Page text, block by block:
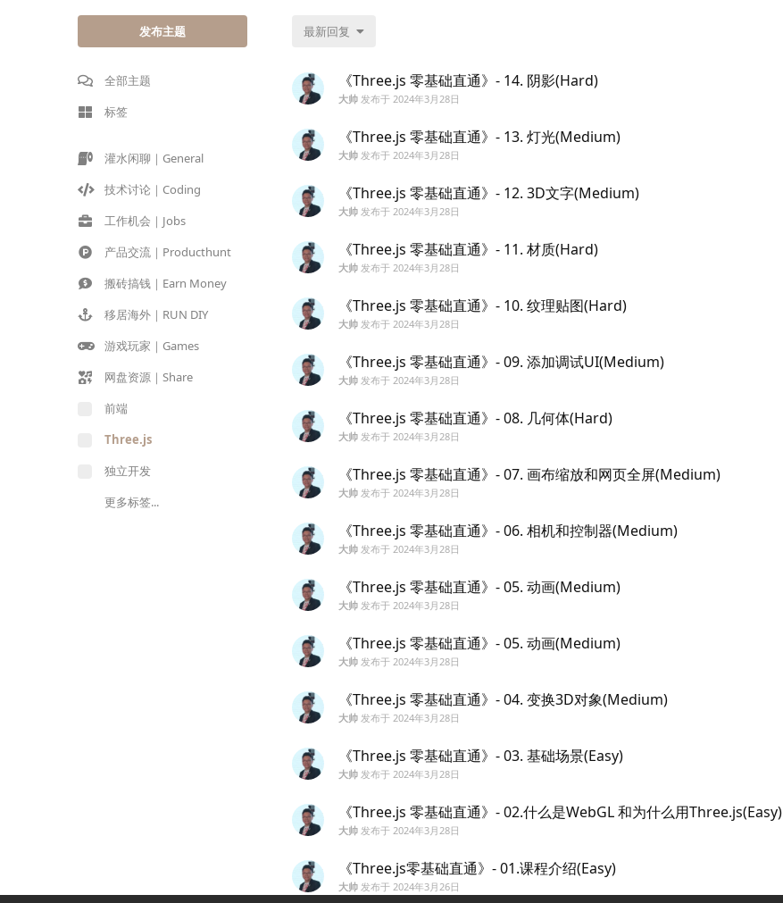
发布主题
全部主题
标签
灌水闲聊｜General
技术讨论｜Coding
工作机会｜Jobs
产品交流｜Producthunt
搬砖搞钱｜Earn Money
移居海外｜RUN DIY
游戏玩家｜Games
网盘资源｜Share
前端
Three.js
独立开发
更多标签...
最新回复
《Three.js 零基础直通》- 14. 阴影(Hard)
大帅 发布于 2024年3月28日
《Three.js 零基础直通》- 13. 灯光(Medium)
大帅 发布于 2024年3月28日
《Three.js 零基础直通》- 12. 3D文字(Medium)
大帅 发布于 2024年3月28日
《Three.js 零基础直通》- 11. 材质(Hard)
大帅 发布于 2024年3月28日
《Three.js 零基础直通》- 10. 纹理贴图(Hard)
大帅 发布于 2024年3月28日
《Three.js 零基础直通》- 09. 添加调试UI(Medium)
大帅 发布于 2024年3月28日
《Three.js 零基础直通》- 08. 几何体(Hard)
大帅 发布于 2024年3月28日
《Three.js 零基础直通》- 07. 画布缩放和网页全屏(Medium)
大帅 发布于 2024年3月28日
《Three.js 零基础直通》- 06. 相机和控制器(Medium)
大帅 发布于 2024年3月28日
《Three.js 零基础直通》- 05. 动画(Medium)
大帅 发布于 2024年3月28日
《Three.js 零基础直通》- 05. 动画(Medium)
大帅 发布于 2024年3月28日
《Three.js 零基础直通》- 04. 变换3D对象(Medium)
大帅 发布于 2024年3月28日
《Three.js 零基础直通》- 03. 基础场景(Easy)
大帅 发布于 2024年3月28日
《Three.js 零基础直通》- 02.什么是WebGL 和为什么用Three.js(Easy)
大帅 发布于 2024年3月28日
《Three.js零基础直通》- 01.课程介绍(Easy)
大帅 发布于 2024年3月26日